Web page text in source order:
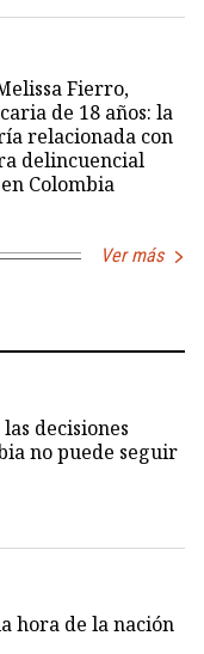
Fierro,
de 18 años: la
relacionada con
delincuencial
en Colombia
Ver más
decisiones
no puede seguir
hora de la nación